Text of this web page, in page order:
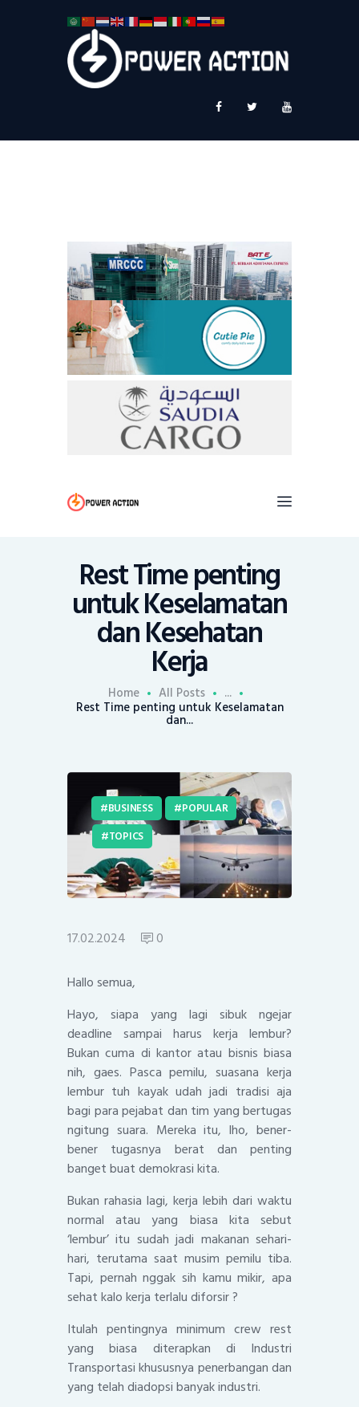
Rest Time penting
untuk Keselamatan
dan Kesehatan
Kerja
Home All Posts ...
Rest Time penting untuk Keselamatan
dan...
Service Plus
BUSINESS
POPULAR
TOPICS
17.02.2024 0
Hallo semua,
Hayo, siapa yang lagi sibuk ngejar
deadline sampai harus kerja lembur?
Bukan cuma di kantor atau bisnis biasa
nih, gaes. Pasca pemilu, suasana kerja
lembur tuh kayak udah jadi tradisi aja
bagi para pejabat dan tim yang bertugas
ngitung suara. Mereka itu, lho, bener-
bener tugasnya berat dan penting
banget buat demokrasi kita.
Bukan rahasia lagi, kerja lebih dari waktu
normal atau yang biasa kita sebut
‘lembur’ itu sudah jadi makanan sehari-
hari, terutama saat musim pemilu tiba.
Tapi, pernah nggak sih kamu mikir, apa
sehat kalo kerja terlalu diforsir ?
Itulah pentingnya minimum crew rest
yang biasa diterapkan di Industri
Transportasi khususnya penerbangan dan
yang telah diadopsi banyak industri.